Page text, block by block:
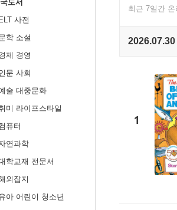
도서
ELT 사전
학 소설
제 경영
문 사회
술 대중문화
미 라이프스타일
퓨터
연과학
학교재 전문서
외잡지
아 어린이 청소년
최근 7일간
1